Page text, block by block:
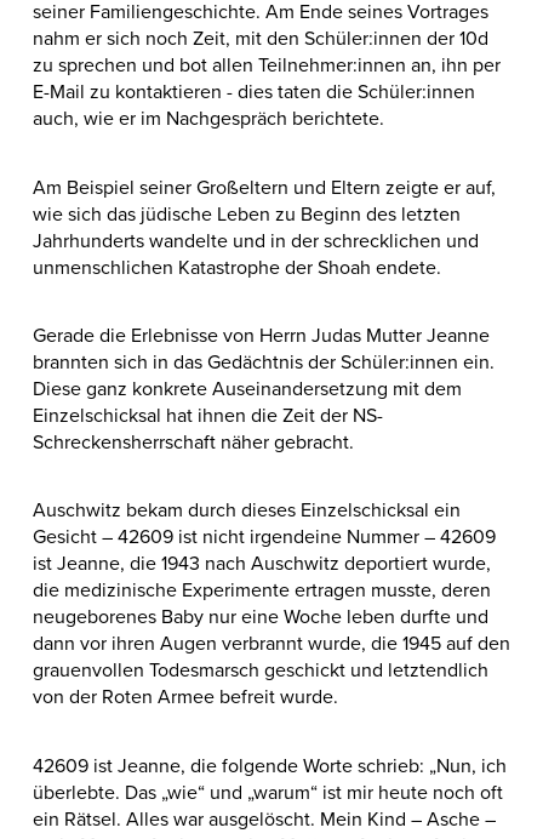
seiner Familiengeschichte. Am Ende seines Vortrages
nahm er sich noch Zeit, mit den Schüler:innen der 10d
zu sprechen und bot allen Teilnehmer:innen an, ihn per
E-Mail zu kontaktieren - dies taten die Schüler:innen
auch, wie er im Nachgespräch berichtete.
Am Beispiel seiner Großeltern und Eltern zeigte er auf,
wie sich das jüdische Leben zu Beginn des letzten
Jahrhunderts wandelte und in der schrecklichen und
unmenschlichen Katastrophe der Shoah endete.
Gerade die Erlebnisse von Herrn Judas Mutter Jeanne
brannten sich in das Gedächtnis der Schüler:innen ein.
Diese ganz konkrete Auseinandersetzung mit dem
Einzelschicksal hat ihnen die Zeit der NS-
Schreckensherrschaft näher gebracht.
Auschwitz bekam durch dieses Einzelschicksal ein
Gesicht – 42609 ist nicht irgendeine Nummer – 42609
ist Jeanne, die 1943 nach Auschwitz deportiert wurde,
die medizinische Experimente ertragen musste, deren
neugeborenes Baby nur eine Woche leben durfte und
dann vor ihren Augen verbrannt wurde, die 1945 auf den
grauenvollen Todesmarsch geschickt und letztendlich
von der Roten Armee befreit wurde.
42609 ist Jeanne, die folgende Worte schrieb: „Nun, ich
überlebte. Das „wie“ und „warum“ ist mir heute noch oft
ein Rätsel. Alles war ausgelöscht. Mein Kind – Asche –